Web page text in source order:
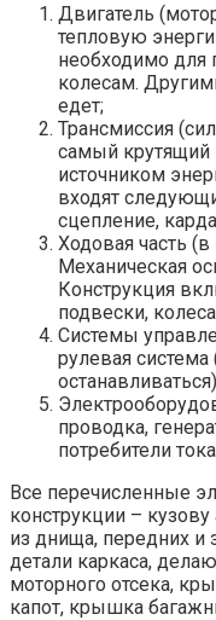
Двигатель
тепловую
необходимо для
колесам.
едет;
Трансмиссия
самый крутящий
источником
входят
сцепление,
Ходовая часть
Механическая
Конструкция
подвески,
Системы
рулевая
проводка,
потребители
Все перечисленные
конструкции –
из днища, передних
детали каркаса,
моторного отсека,
капот, крышка